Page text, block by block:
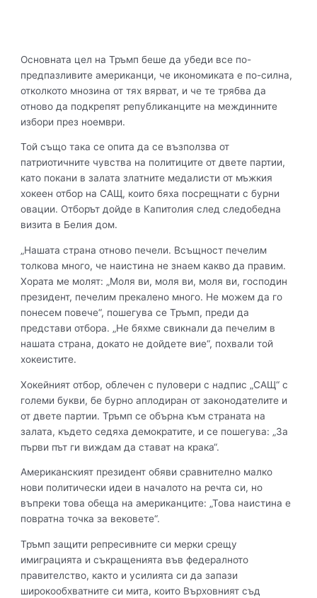
Основната цел на Тръмп беше да убеди все по-
предпазливите американци, че икономиката е по-силна,
отколкото мнозина от тях вярват, и че те трябва да
отново да подкрепят републиканците на междинните
избори през ноември.
Той също така се опита да се възползва от
патриотичните чувства на политиците от двете партии,
като покани в залата златните медалисти от мъжкия
хокеен отбор на САЩ, които бяха посрещнати с бурни
овации. Отборът дойде в Капитолия след следобедна
визита в Белия дом.
„Нашата страна отново печели. Всъщност печелим
толкова много, че наистина не знаем какво да правим.
Хората ме молят: „Моля ви, моля ви, моля ви, господин
президент, печелим прекалено много. Не можем да го
понесем повече“, пошегува се Тръмп, преди да
представи отбора. „Не бяхме свикнали да печелим в
нашата страна, докато не дойдете вие“, похвали той
хокеистите.
Хокейният отбор, облечен с пуловери с надпис „САЩ“ с
големи букви, бе бурно аплодиран от законодателите и
от двете партии. Тръмп се обърна към страната на
залата, където седяха демократите, и се пошегува: „За
първи път ги виждам да стават на крака“.
Американският президент обяви сравнително малко
нови политически идеи в началото на речта си, но
въпреки това обеща на американците: „Това наистина е
повратна точка за вековете“.
Тръмп защити репресивните си мерки срещу
имиграцията и съкращенията във федералното
правителство, както и усилията си да запази
широкообхватните си мита, които Върховният съд